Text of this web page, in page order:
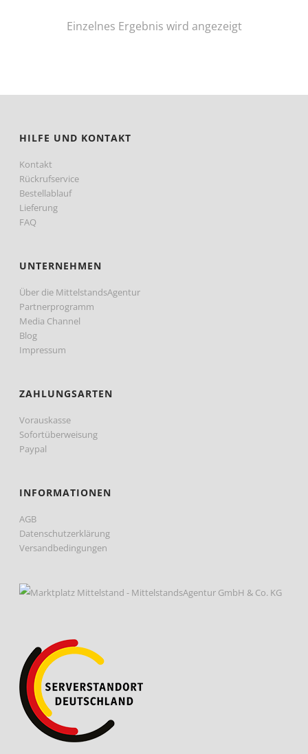
Einzelnes Ergebnis wird angezeigt
HILFE UND KONTAKT
Kontakt
Rückrufservice
Bestellablauf
Lieferung
FAQ
UNTERNEHMEN
Über die MittelstandsAgentur
Partnerprogramm
Media Channel
Blog
Impressum
ZAHLUNGSARTEN
Vorauskasse
Sofortüberweisung
Paypal
INFORMATIONEN
AGB
Datenschutzerklärung
Versandbedingungen